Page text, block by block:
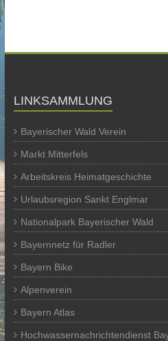
LINKSAMMLUNG
Bayerischer Wald Verein
Markt Mitterfels
Arbeitskreis Heimatgeschichte
Urlaubsregion Sankt Englmar
Nationalpark Bayerischer Wald
Bayernnetz für Radler
Bayern Bike
Alpenverein
Bayern Atlas
Hochwassernachrichtendienst